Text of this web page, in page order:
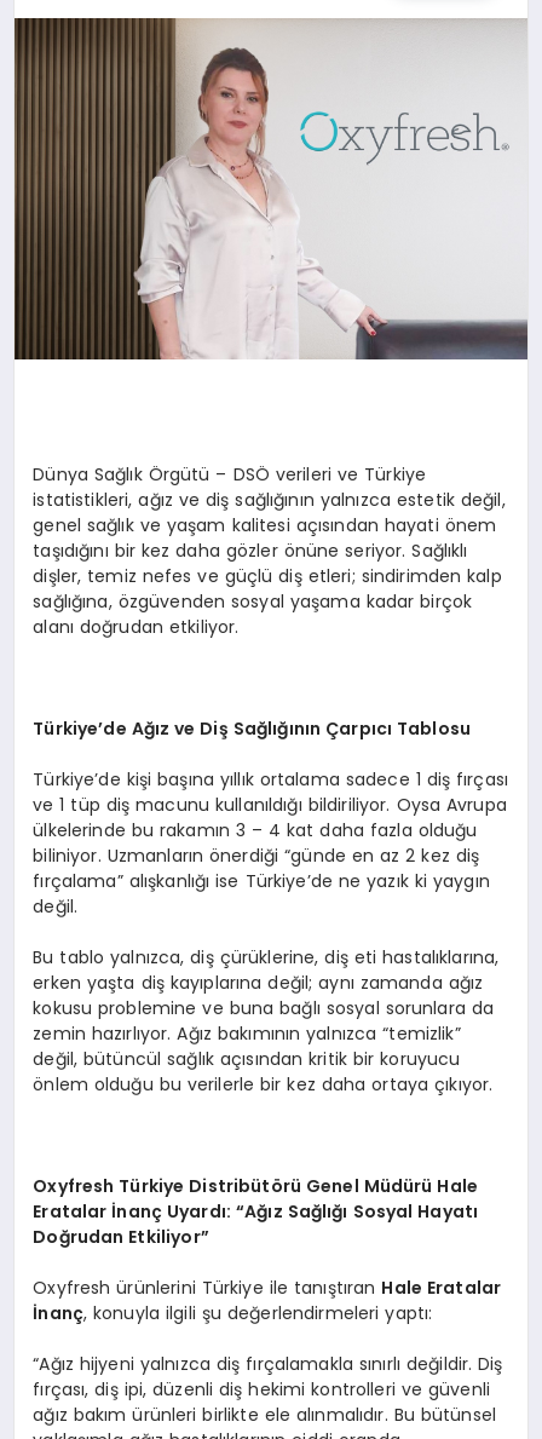
Dünya Sağlık Örgütü – DSÖ verileri ve Türkiye
istatistikleri, ağız ve diş sağlığının yalnızca estetik değil,
genel sağlık ve yaşam kalitesi açısından hayati önem
taşıdığını bir kez daha gözler önüne seriyor. Sağlıklı
dişler, temiz nefes ve güçlü diş etleri; sindirimden kalp
sağlığına, özgüvenden sosyal yaşama kadar birçok
alanı doğrudan etkiliyor.
Türkiye’de Ağız ve Diş Sağlığının Çarpıcı Tablosu
Türkiye’de kişi başına yıllık ortalama sadece 1 diş fırçası
ve 1 tüp diş macunu kullanıldığı bildiriliyor. Oysa Avrupa
ülkelerinde bu rakamın 3 – 4 kat daha fazla olduğu
biliniyor. Uzmanların önerdiği “günde en az 2 kez diş
fırçalama” alışkanlığı ise Türkiye’de ne yazık ki yaygın
değil.
Bu tablo yalnızca, diş çürüklerine, diş eti hastalıklarına,
erken yaşta diş kayıplarına değil; aynı zamanda ağız
kokusu problemine ve buna bağlı sosyal sorunlara da
zemin hazırlıyor. Ağız bakımının yalnızca “temizlik”
değil, bütüncül sağlık açısından kritik bir koruyucu
önlem olduğu bu verilerle bir kez daha ortaya çıkıyor.
Oxyfresh Türkiye Distribütörü Genel Müdürü Hale
Eratalar İnanç Uyardı: “Ağız Sağlığı Sosyal Hayatı
Doğrudan Etkiliyor”
Oxyfresh ürünlerini Türkiye ile tanıştıran Hale Eratalar
İnanç, konuyla ilgili şu değerlendirmeleri yaptı:
“Ağız hijyeni yalnızca diş fırçalamakla sınırlı değildir. Diş
fırçası, diş ipi, düzenli diş hekimi kontrolleri ve güvenli
ağız bakım ürünleri birlikte ele alınmalıdır. Bu bütünsel